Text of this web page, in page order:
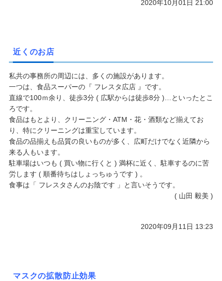
2020年10月01日 21:00
近くのお店
私共の事務所の周辺には、多くの施設があります。
一つは、食品スーパーの『 フレスタ広店 』です。
直線で100ｍ余り、徒歩3分 ( 広駅からは徒歩8分 )…といったとこ
ろです。
食品はもとより、クリーニング・ATM・花・酒類など揃えてお
り、特にクリーニングは重宝しています。
食品の品揃えも品質の良いものが多く、広町だけでなく近隣から
来る人もいます。
駐車場はいつも ( 買い物に行くと ) 満杯に近く、駐車するのに苦
労します ( 順番待ちはしょっちゅうです ) 。
食事は「 フレスタさんのお陰です 」と言いそうです。
( 山田 毅美 )
2020年09月11日 13:23
マスクの拡散防止効果